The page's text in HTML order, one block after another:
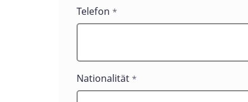
Telefon *
Nationalität *